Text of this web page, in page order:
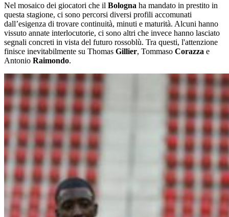
Nel mosaico dei giocatori che il Bologna ha mandato in prestito in
questa stagione, ci sono percorsi diversi profili accomunati
dall’esigenza di trovare continuità, minuti e maturità. Alcuni hanno
vissuto annate interlocutorie, ci sono altri che invece hanno lasciato
segnali concreti in vista del futuro rossoblù. Tra questi, l'attenzione
finisce inevitabilmente su Thomas Gillier, Tommaso Corazza e
Antonio Raimondo.